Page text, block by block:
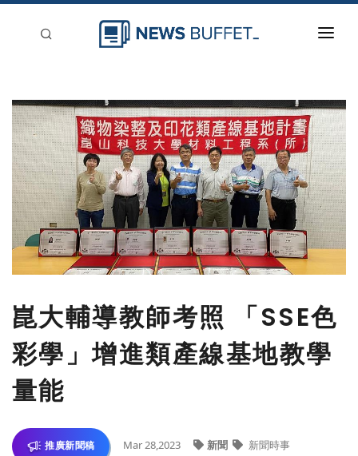
新聞稿分類
登入
刊登
崑大輔導教師考照 「SSE色
彩學」增進類產線基地教學
量能
推廣新聞稿 Mar 28,2023 新聞 新聞時事